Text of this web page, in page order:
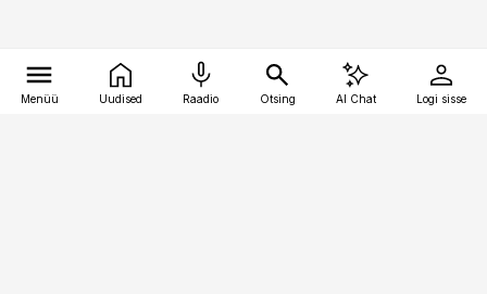
Menüü Uudised Raadio Otsing AI Chat Logi sisse